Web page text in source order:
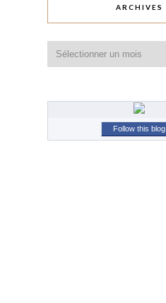
ARCHIVES
Follow this blog